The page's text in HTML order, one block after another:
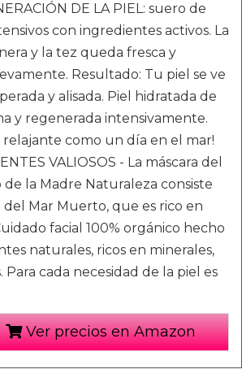
DE LA PIEL: suero de
con ingredientes activos. La
y la tez queda fresca y
Resultado: Tu piel se ve
y alisada. Piel hidratada de
y regenerada intensivamente.
relajante como un día en el mar!
VALIOSOS - La máscara del
la Madre Naturaleza consiste
del Mar Muerto, que es rico en
facial 100% orgánico hecho
naturales, ricos en minerales,
Para cada necesidad de la piel es
Ver precios en Amazon